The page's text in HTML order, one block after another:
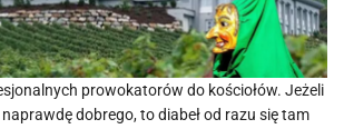
prowokatorów do kościołów. Jeżeli
dobrego, to diabeł od razu się tam